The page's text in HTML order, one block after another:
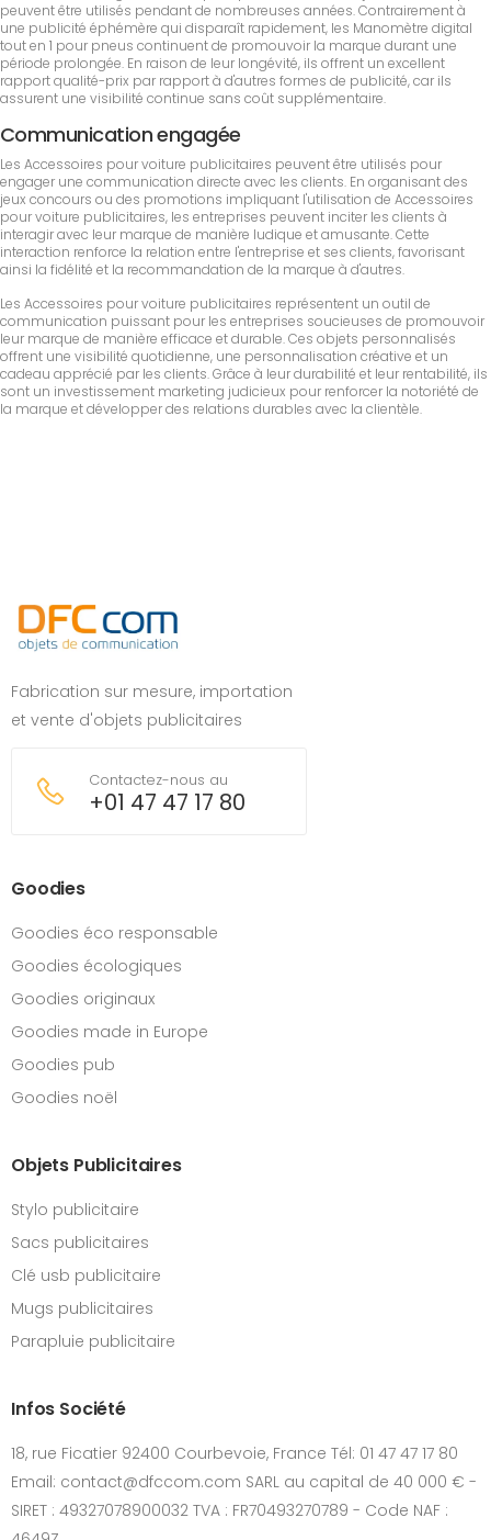
peuvent être utilisés pendant de nombreuses années. Contrairement à
une publicité éphémère qui disparaît rapidement, les Manomètre digital
tout en 1 pour pneus continuent de promouvoir la marque durant une
période prolongée. En raison de leur longévité, ils offrent un excellent
rapport qualité-prix par rapport à d'autres formes de publicité, car ils
assurent une visibilité continue sans coût supplémentaire.
Communication engagée
Les Accessoires pour voiture publicitaires peuvent être utilisés pour
engager une communication directe avec les clients. En organisant des
jeux concours ou des promotions impliquant l'utilisation de Accessoires
pour voiture publicitaires, les entreprises peuvent inciter les clients à
interagir avec leur marque de manière ludique et amusante. Cette
interaction renforce la relation entre l'entreprise et ses clients, favorisant
ainsi la fidélité et la recommandation de la marque à d'autres.
Les Accessoires pour voiture publicitaires représentent un outil de
communication puissant pour les entreprises soucieuses de promouvoir
leur marque de manière efficace et durable. Ces objets personnalisés
offrent une visibilité quotidienne, une personnalisation créative et un
cadeau apprécié par les clients. Grâce à leur durabilité et leur rentabilité, ils
sont un investissement marketing judicieux pour renforcer la notoriété de
la marque et développer des relations durables avec la clientèle.
Fabrication sur mesure, importation
et vente d'objets publicitaires
Contactez-nous au
+01 47 47 17 80
Goodies
Goodies éco responsable
Goodies écologiques
Goodies originaux
Goodies made in Europe
Goodies pub
Goodies noël
Objets Publicitaires
Stylo publicitaire
Sacs publicitaires
Clé usb publicitaire
Mugs publicitaires
Parapluie publicitaire
Infos Société
18, rue Ficatier 92400 Courbevoie, France Tél: 01 47 47 17 80
Email: contact@dfccom.com SARL au capital de 40 000 € -
SIRET : 49327078900032 TVA : FR70493270789 - Code NAF :